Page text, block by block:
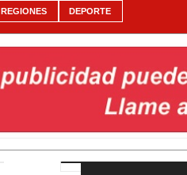
REGIONES
DEPORTE